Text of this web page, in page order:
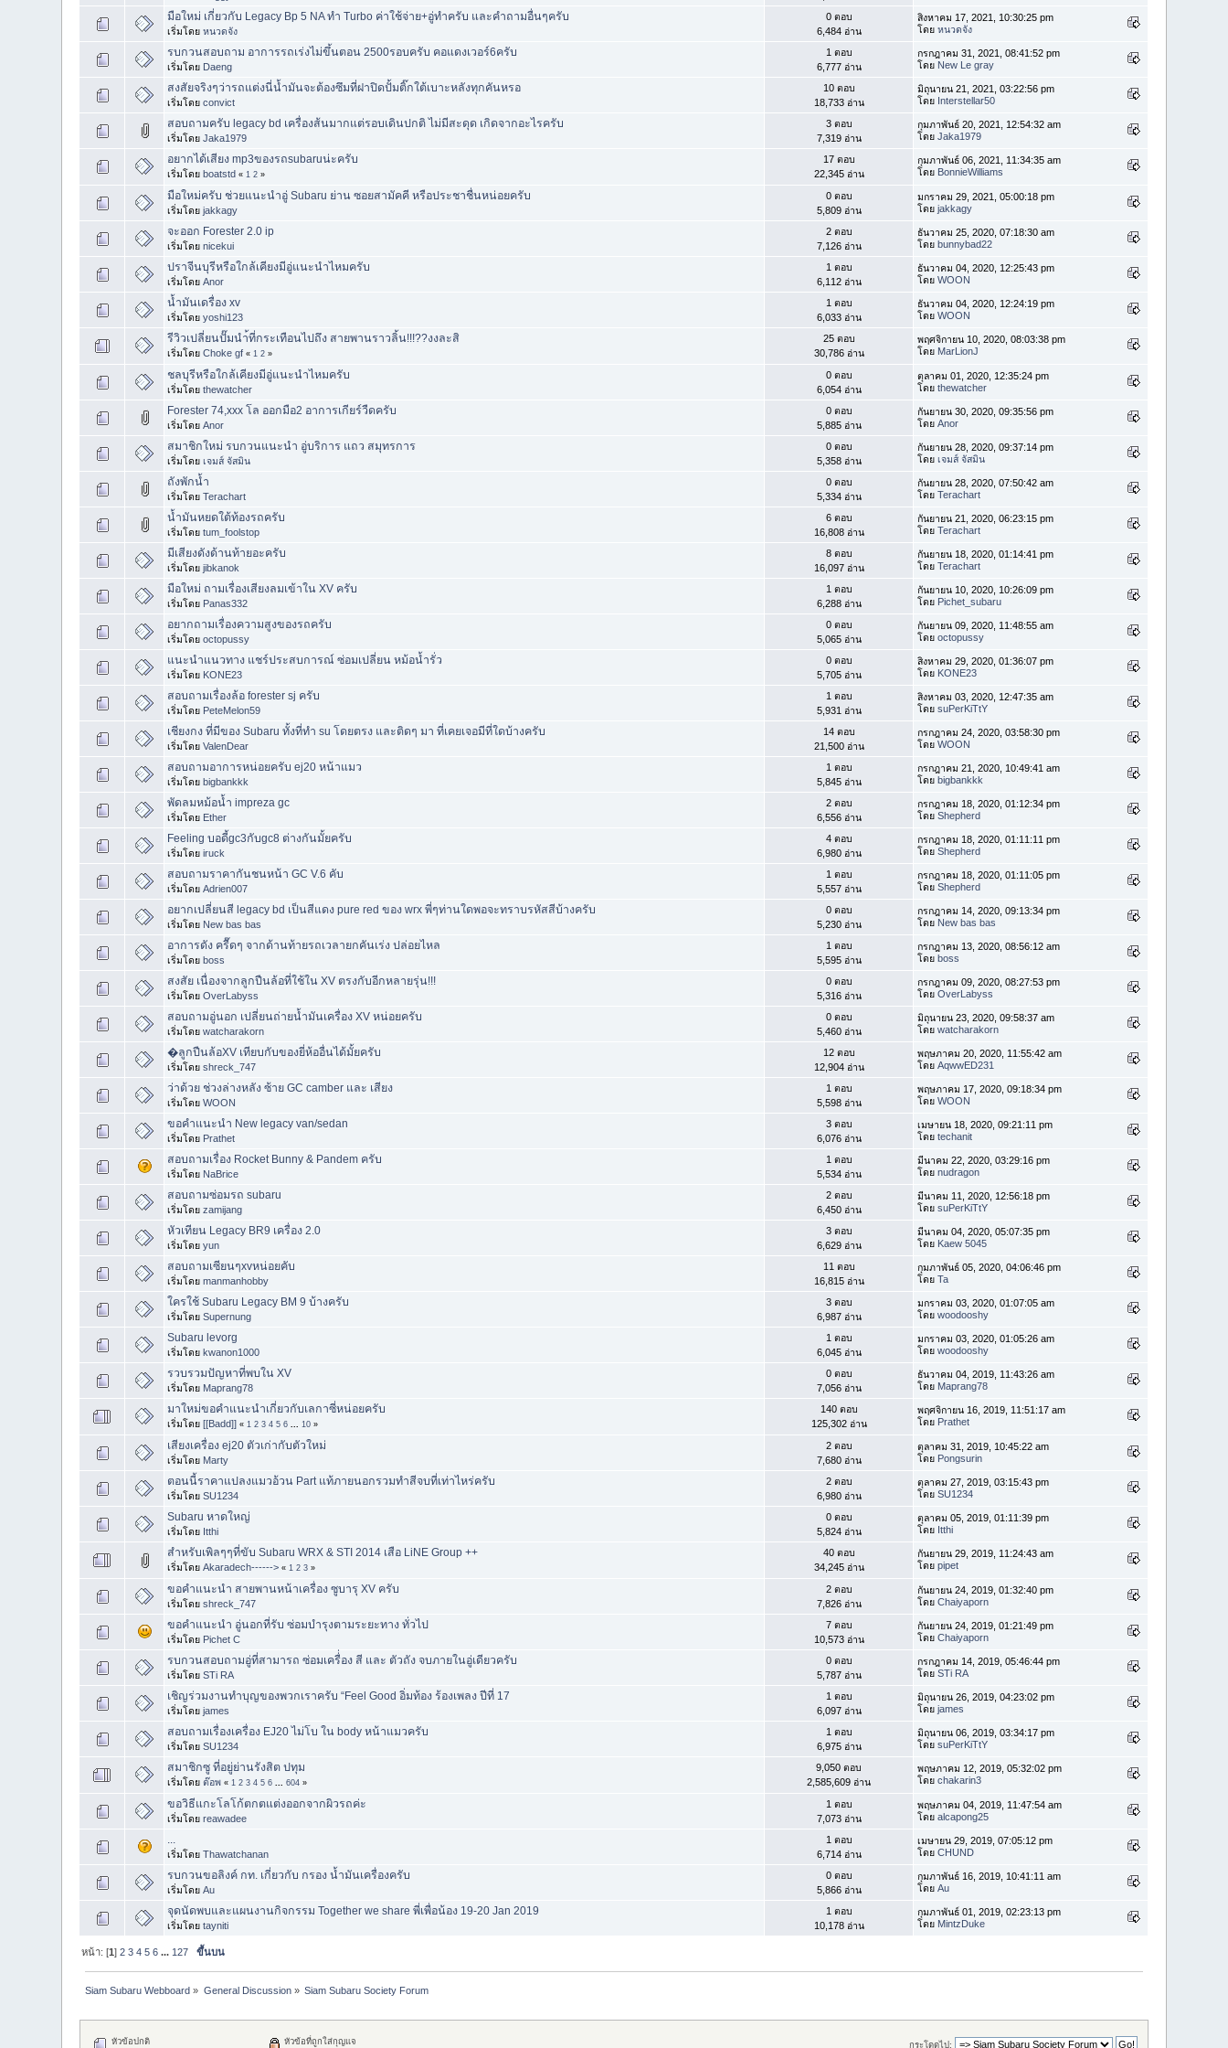
มือใหม่ เกี่ยวกับ Legacy Bp 5 NA ทำ Turbo ค่าใช้จ่าย+อู่ทำครับ และคำถามอื่นๆครับ
เริ่มโดยหนวดจัง
0 ตอบ
6,484 อ่าน
สิงหาคม 17, 2021, 10:30:25 pm
โดยหนวดจัง
รบกวนสอบถาม อาการรถเร่งไม่ขึ้นตอน 2500รอบครับ คอแดงเวอร์6ครับ
เริ่มโดย Daeng
1 ตอบ
6,777 อ่าน
กรกฎาคม 31, 2021, 08:41:52 pm
โดย New Le gray
สงสัยจริงๆว่ารถแต่งนี่น้ำมันจะต้องซึมที่ฝาปิดปั้มติ๊กใต้เบาะหลังทุกคันหรอ
เริ่มโดยconvict
10 ตอบ
18,733 อ่าน
มิถุนายน 21, 2021, 03:22:56 pm
โดย Interstellar50
สอบถามครับ legacy bd เครื่องส้นมากแต่รอบเดินปกติ ไม่มีสะดุด เกิดจากอะไรครับ
เริ่มโดยJaka1979
3 ตอบ
7,319 อ่าน
กุมภาพันธ์ 20, 2021, 12:54:32 am
โดยJaka1979
อยากได้เสียง mp3ของรถsubaruน่ะครับ
เริ่มโดยboatstd « 1 2 »
17 ตอบ
22,345 อ่าน
กุมภาพันธ์ 06, 2021, 11:34:35 am
โดย BonnieWilliams
มือใหม่ครับ ช่วยแนะนำอู่ Subaru ย่าน ซอยสามัคคี หรือประชาชื่นหน่อยครับ
เริ่มโดยjakkagy
0 ตอบ
5,809 อ่าน
มกราคม 29, 2021, 05:00:18 pm
โดยjakkagy
จะออก Forester 2.0 ip
เริ่มโดยnicekui
2 ตอบ
7,126 อ่าน
ธันวาคม 25, 2020, 07:18:30 am
โดยbunnybad22
ปราจีนบุรี​หรือใกล้เคียงมีอู่แนะนำไหมครับ
เริ่มโดยAnor
1 ตอบ
6,112 อ่าน
ธันวาคม 04, 2020, 12:25:43 pm
โดยWOON
น้ำมันเดรื่อง xv
เริ่มโดยyoshi123
1 ตอบ
6,033 อ่าน
ธันวาคม 04, 2020, 12:24:19 pm
โดยWOON
รีวิวเปลี่ยนปั๊มนำ้ที่กระเทือนไปถึง สายพานราวลิ้น!!!??งงละสิ
เริ่มโดยChoke gf « 1 2 »
25 ตอบ
30,786 อ่าน
พฤศจิกายน 10, 2020, 08:03:38 pm
โดย MarLionJ
ชลบุรี​หรือใกล้เคียงมีอู่แนะนำไหมครับ
เริ่มโดยthewatcher
0 ตอบ
6,054 อ่าน
ตุลาคม 01, 2020, 12:35:24 pm
โดยthewatcher
Forester​ 74,xxx โล ออกมือ2 อาการเกียร์​วืดครับ
เริ่มโดยAnor
0 ตอบ
5,885 อ่าน
กันยายน 30, 2020, 09:35:56 pm
โดยAnor
สมาชิกใหม่ รบกวนแนะนำ อู่บริการ แถว สมุทรการ
เริ่มโดยเจมส์ จัสมิน
0 ตอบ
5,358 อ่าน
กันยายน 28, 2020, 09:37:14 pm
โดยเจมส์ จัสมิน
ถังพักน้ำ
เริ่มโดยTerachart
0 ตอบ
5,334 อ่าน
กันยายน 28, 2020, 07:50:42 am
โดยTerachart
น้ำมันหยดใต้ท้องรถครับ
เริ่มโดยtum_foolstop
6 ตอบ
16,808 อ่าน
กันยายน 21, 2020, 06:23:15 pm
โดยTerachart
มีเสียงดังด้านท้ายอะครับ
เริ่มโดยjibkanok
8 ตอบ
16,097 อ่าน
กันยายน 18, 2020, 01:14:41 pm
โดยTerachart
มือใหม่ ถามเรื่องเสียงลมเข้าใน XV ครับ
เริ่มโดย Panas332
1 ตอบ
6,288 อ่าน
กันยายน 10, 2020, 10:26:09 pm
โดย Pichet_subaru
อยากถามเรื่องความสูงของรถครับ
เริ่มโดยoctopussy
0 ตอบ
5,065 อ่าน
กันยายน 09, 2020, 11:48:55 am
โดยoctopussy
แนะนำแนวทาง แชร์ประสบการณ์ ซ่อมเปลี่ยน หม้อน้ำรั่ว
เริ่มโดย KONE23
0 ตอบ
5,705 อ่าน
สิงหาคม 29, 2020, 01:36:07 pm
โดย KONE23
สอบถามเรื่องล้อ forester sj ครับ
เริ่มโดย PeteMelon59
1 ตอบ
5,931 อ่าน
สิงหาคม 03, 2020, 12:47:35 am
โดยsuPerKiTtY
เชียงกง ที่มีของ Subaru ทั้งที่ทำ su โดยตรง และติดๆ มา ที่เคยเจอมีที่ใดบ้างครับ
เริ่มโดยValenDear
14 ตอบ
21,500 อ่าน
กรกฎาคม 24, 2020, 03:58:30 pm
โดยWOON
สอบถามอาการหน่อยครับ ej20 หน้าแมว
เริ่มโดยbigbankkk
1 ตอบ
5,845 อ่าน
กรกฎาคม 21, 2020, 10:49:41 am
โดยbigbankkk
พัดลมหม้อน้ำ impreza gc
เริ่มโดย Ether
2 ตอบ
6,556 อ่าน
กรกฎาคม 18, 2020, 01:12:34 pm
โดยShepherd
Feeling บอดี้gc3กับgc8 ต่างกันมั้ยครับ
เริ่มโดยiruck
4 ตอบ
6,980 อ่าน
กรกฎาคม 18, 2020, 01:11:11 pm
โดยShepherd
สอบถามราคากันชนหน้า GC V.6 คับ
เริ่มโดยAdrien007
1 ตอบ
5,557 อ่าน
กรกฎาคม 18, 2020, 01:11:05 pm
โดยShepherd
อยากเปลี่ยนสี legacy bd เป็นสีแดง pure red ของ wrx พี่ๆท่านใดพอจะทราบรหัสสีบ้างครับ
เริ่มโดย New bas bas
0 ตอบ
5,230 อ่าน
กรกฎาคม 14, 2020, 09:13:34 pm
โดย New bas bas
อาการดัง ครื๊ดๆ จากด้านท้ายรถเวลายกคันเร่ง ปล่อยไหล
เริ่มโดยboss
1 ตอบ
5,595 อ่าน
กรกฎาคม 13, 2020, 08:56:12 am
โดยboss
สงสัย เนื่องจากลูกปืนล้อที่ใช้ใน XV ตรงกับอีกหลายรุ่น!!!
เริ่มโดยOverLabyss
0 ตอบ
5,316 อ่าน
กรกฎาคม 09, 2020, 08:27:53 pm
โดยOverLabyss
สอบถามอู่นอก เปลี่ยนถ่ายน้ำมันเครื่อง XV หน่อยครับ
เริ่มโดยwatcharakorn
0 ตอบ
5,460 อ่าน
มิถุนายน 23, 2020, 09:58:37 am
โดยwatcharakorn
�ลูกปืนล้อXV เทียบกับของยี่ห้ออื่นได้มั้ยครับ
เริ่มโดยshreck_747
12 ตอบ
12,904 อ่าน
พฤษภาคม 20, 2020, 11:55:42 am
โดยAqwwED231
ว่าด้วย ช่วงล่างหลัง ซ้าย GC camber และ เสียง
เริ่มโดยWOON
1 ตอบ
5,598 อ่าน
พฤษภาคม 17, 2020, 09:18:34 pm
โดยWOON
ขอคำแนะนำ New legacy van/sedan
เริ่มโดย Prathet
3 ตอบ
6,076 อ่าน
เมษายน 18, 2020, 09:21:11 pm
โดยtechanit
สอบถามเรื่อง Rocket Bunny & Pandem ครับ
เริ่มโดย NaBrice
1 ตอบ
5,534 อ่าน
มีนาคม 22, 2020, 03:29:16 pm
โดยnudragon
สอบถามซ่อมรถ subaru
เริ่มโดยzamijang
2 ตอบ
6,450 อ่าน
มีนาคม 11, 2020, 12:56:18 pm
โดยsuPerKiTtY
หัวเทียน Legacy BR9 เครื่อง 2.0
เริ่มโดยyun
3 ตอบ
6,629 อ่าน
มีนาคม 04, 2020, 05:07:35 pm
โดย Kaew 5045
สอบถามเซียนๆxvหน่อยคับ
เริ่มโดยmanmanhobby
11 ตอบ
16,815 อ่าน
กุมภาพันธ์ 05, 2020, 04:06:46 pm
โดยTa
ใครใช้ Subaru Legacy BM 9 บ้างครับ
เริ่มโดยSupernung
3 ตอบ
6,987 อ่าน
มกราคม 03, 2020, 01:07:05 am
โดยwoodooshy
Subaru levorg
เริ่มโดยkwanon1000
1 ตอบ
6,045 อ่าน
มกราคม 03, 2020, 01:05:26 am
โดยwoodooshy
รวบรวมปัญหาที่พบใน XV
เริ่มโดย Maprang78
0 ตอบ
7,056 อ่าน
ธันวาคม 04, 2019, 11:43:26 am
โดย Maprang78
มาใหม่ขอคำแนะนำเกี่ยวกับเลกาซี่หน่อยครับ
เริ่มโดย[[Badd]] « 1 2 3 4 5 6 10 »
140 ตอบ
125,302 อ่าน
พฤศจิกายน 16, 2019, 11:51:17 am
โดย Prathet
เสียงเครื่อง ej20 ตัวเก่ากับตัวใหม่
เริ่มโดย Marty
2 ตอบ
7,680 อ่าน
ตุลาคม 31, 2019, 10:45:22 am
โดย Pongsurin
ตอนนี้ราคาแปลงแมวอ้วน Part แท้ภายนอกรวมทำสีจบที่เท่าไหร่ครับ
เริ่มโดยSU1234
2 ตอบ
6,980 อ่าน
ตุลาคม 27, 2019, 03:15:43 pm
โดยSU1234
Subaru หาดใหญ่
เริ่มโดย Itthi
0 ตอบ
5,824 อ่าน
ตุลาคม 05, 2019, 01:11:39 pm
โดย Itthi
สำหรับเพิลๆๆที่ขับ Subaru WRX & STI 2014 เสือ LiNE Group ++
เริ่มโดยAkaradech------> « 1 2 3 »
40 ตอบ
34,245 อ่าน
กันยายน 29, 2019, 11:24:43 am
โดยpipet
ขอคำแนะนำ สายพานหน้าเครื่อง ซูบารุ XV ครับ
เริ่มโดยshreck_747
2 ตอบ
7,826 อ่าน
กันยายน 24, 2019, 01:32:40 pm
โดยChaiyaporn
ขอคำแนะนำ อู่นอกที่รับ ซ่อมบำรุงตามระยะทาง ทั่วไป
เริ่มโดย Pichet C
7 ตอบ
10,573 อ่าน
กันยายน 24, 2019, 01:21:49 pm
โดยChaiyaporn
รบกวนสอบถามอู่ที่สามารถ ซ่อมเครื่่อง สี และ ตัวถัง จบภายในอู่เดียวครับ
เริ่มโดยSTi RA
0 ตอบ
5,787 อ่าน
กรกฎาคม 14, 2019, 05:46:44 pm
โดยSTi RA
เชิญร่วมงานทำบุญของพวกเราครับ “Feel Good อิ่มท้อง ร้องเพลง ปีที่ 17
เริ่มโดยjames
1 ตอบ
6,097 อ่าน
มิถุนายน 26, 2019, 04:23:02 pm
โดยjames
สอบถามเรื่องเครื่อง EJ20 ไม่โบ ใน body หน้าแมวครับ
เริ่มโดยSU1234
1 ตอบ
6,975 อ่าน
มิถุนายน 06, 2019, 03:34:17 pm
โดยsuPerKiTtY
สมาชิกซู ที่อยู่ย่านรังสิต ปทุม
เริ่มโดยต๊อพ « 1 2 3 4 5 6 ...604 »
9,050 ตอบ
2,585,609 อ่าน
พฤษภาคม 12, 2019, 05:32:02 pm
โดยchakarin3
ขอวิธีแกะโลโก้ตกตแต่งออกจากผิวรถค่ะ
เริ่มโดยreawadee
1 ตอบ
7,073 อ่าน
พฤษภาคม 04, 2019, 11:47:54 am
โดยalcapong25
เริ่มโดยThawatchanan
1 ตอบ
6,714 อ่าน
เมษายน 29, 2019, 07:05:12 pm
โดยCHUND
รบกวนขอลิงค์ กท. เกี่ยวกับ กรอง น้ำมันเครื่องครับ
เริ่มโดยAu
0 ตอบ
5,866 อ่าน
กุมภาพันธ์ 16, 2019, 10:41:11 am
โดยAu
จุดนัดพบและแผนงานกิจกรรม Together we share พี่เพื่อน้อง 19-20 Jan 2019
เริ่มโดยtayniti
1 ตอบ
10,178 อ่าน
กุมภาพันธ์ 01, 2019, 02:23:13 pm
โดย MintzDuke
หน้า: [1]2 3 4 5 6 ... 127 ขึ้นบน
Siam Subaru Webboard » General Discussion» Siam Subaru Society Forum
กระโดดไป:
หัวข้อปกติ หัวข้อที่ถูกใส่กุญแจ